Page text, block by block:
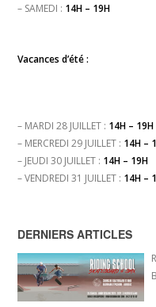
– SAMEDI : 14H – 19H
Vacances d’été :
– MARDI 28 JUILLET : 14H – 19H
– MERCREDI 29 JUILLET : 14H –
– JEUDI 30 JUILLET : 14H – 19H
– VENDREDI 31 JUILLET : 14H –
DERNIERS ARTICLES